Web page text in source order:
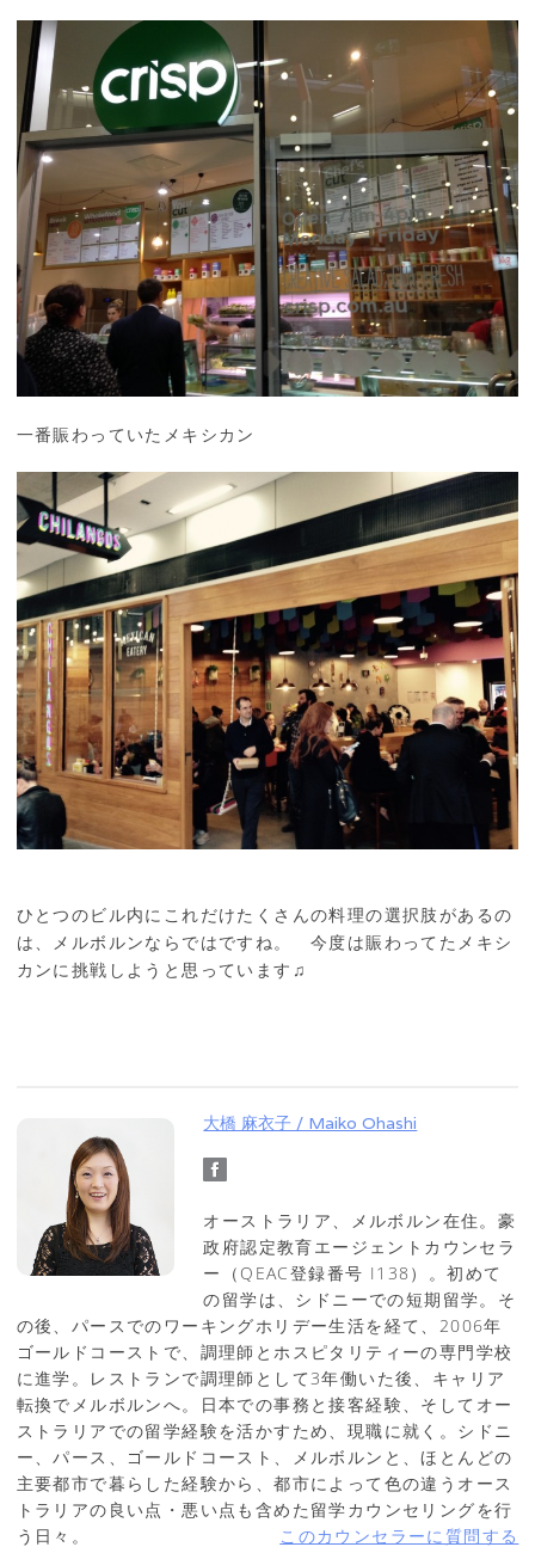
一番賑わっていたメキシカン
ひとつのビル内にこれだけたくさんの料理の選択肢があるの
は、メルボルンならではですね。 今度は賑わってたメキシ
カンに挑戦しようと思っています♫
大橋 麻衣子 / Maiko Ohashi
オーストラリア、メルボルン在住。豪
政府認定教育エージェントカウンセラ
ー（QEAC登録番号 I138）。初めて
の留学は、シドニーでの短期留学。そ
の後、パースでのワーキングホリデー生活を経て、2006年
ゴールドコーストで、調理師とホスピタリティーの専門学校
に進学。レストランで調理師として3年働いた後、キャリア
転換でメルボルンへ。日本での事務と接客経験、そしてオー
ストラリアでの留学経験を活かすため、現職に就く。シドニ
ー、パース、ゴールドコースト、メルボルンと、ほとんどの
主要都市で暮らした経験から、都市によって色の違うオース
トラリアの良い点・悪い点も含めた留学カウンセリングを行
う日々。
このカウンセラーに質問する